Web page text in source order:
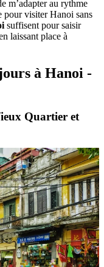
m’adapter au rythme
pour visiter Hanoi sans
suffisent pour saisir
laissant place à
à Hanoi -
Quartier et